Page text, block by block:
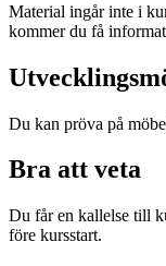
Material ingår inte i
kommer du få
Du kan pröva på
Bra att veta
Du får en kallelse till
före kursstart.